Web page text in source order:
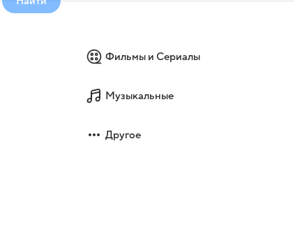
Фильмы и Сериалы
Музыкальные
Другое